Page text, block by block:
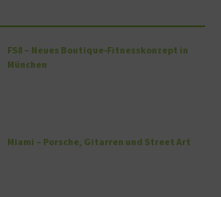
FS8 – Neues Boutique-Fitnesskonzept in
München
Miami – Porsche, Gitarren und Street Art